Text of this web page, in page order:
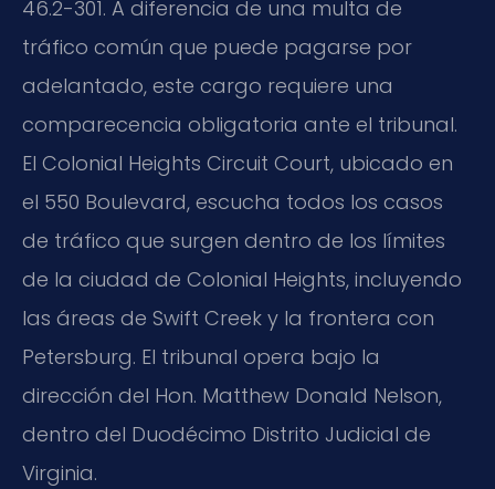
46.2-301. A diferencia de una multa de
tráfico común que puede pagarse por
adelantado, este cargo requiere una
comparecencia obligatoria ante el tribunal.
El Colonial Heights Circuit Court, ubicado en
el 550 Boulevard, escucha todos los casos
de tráfico que surgen dentro de los límites
de la ciudad de Colonial Heights, incluyendo
las áreas de Swift Creek y la frontera con
Petersburg. El tribunal opera bajo la
dirección del Hon. Matthew Donald Nelson,
dentro del Duodécimo Distrito Judicial de
Virginia.